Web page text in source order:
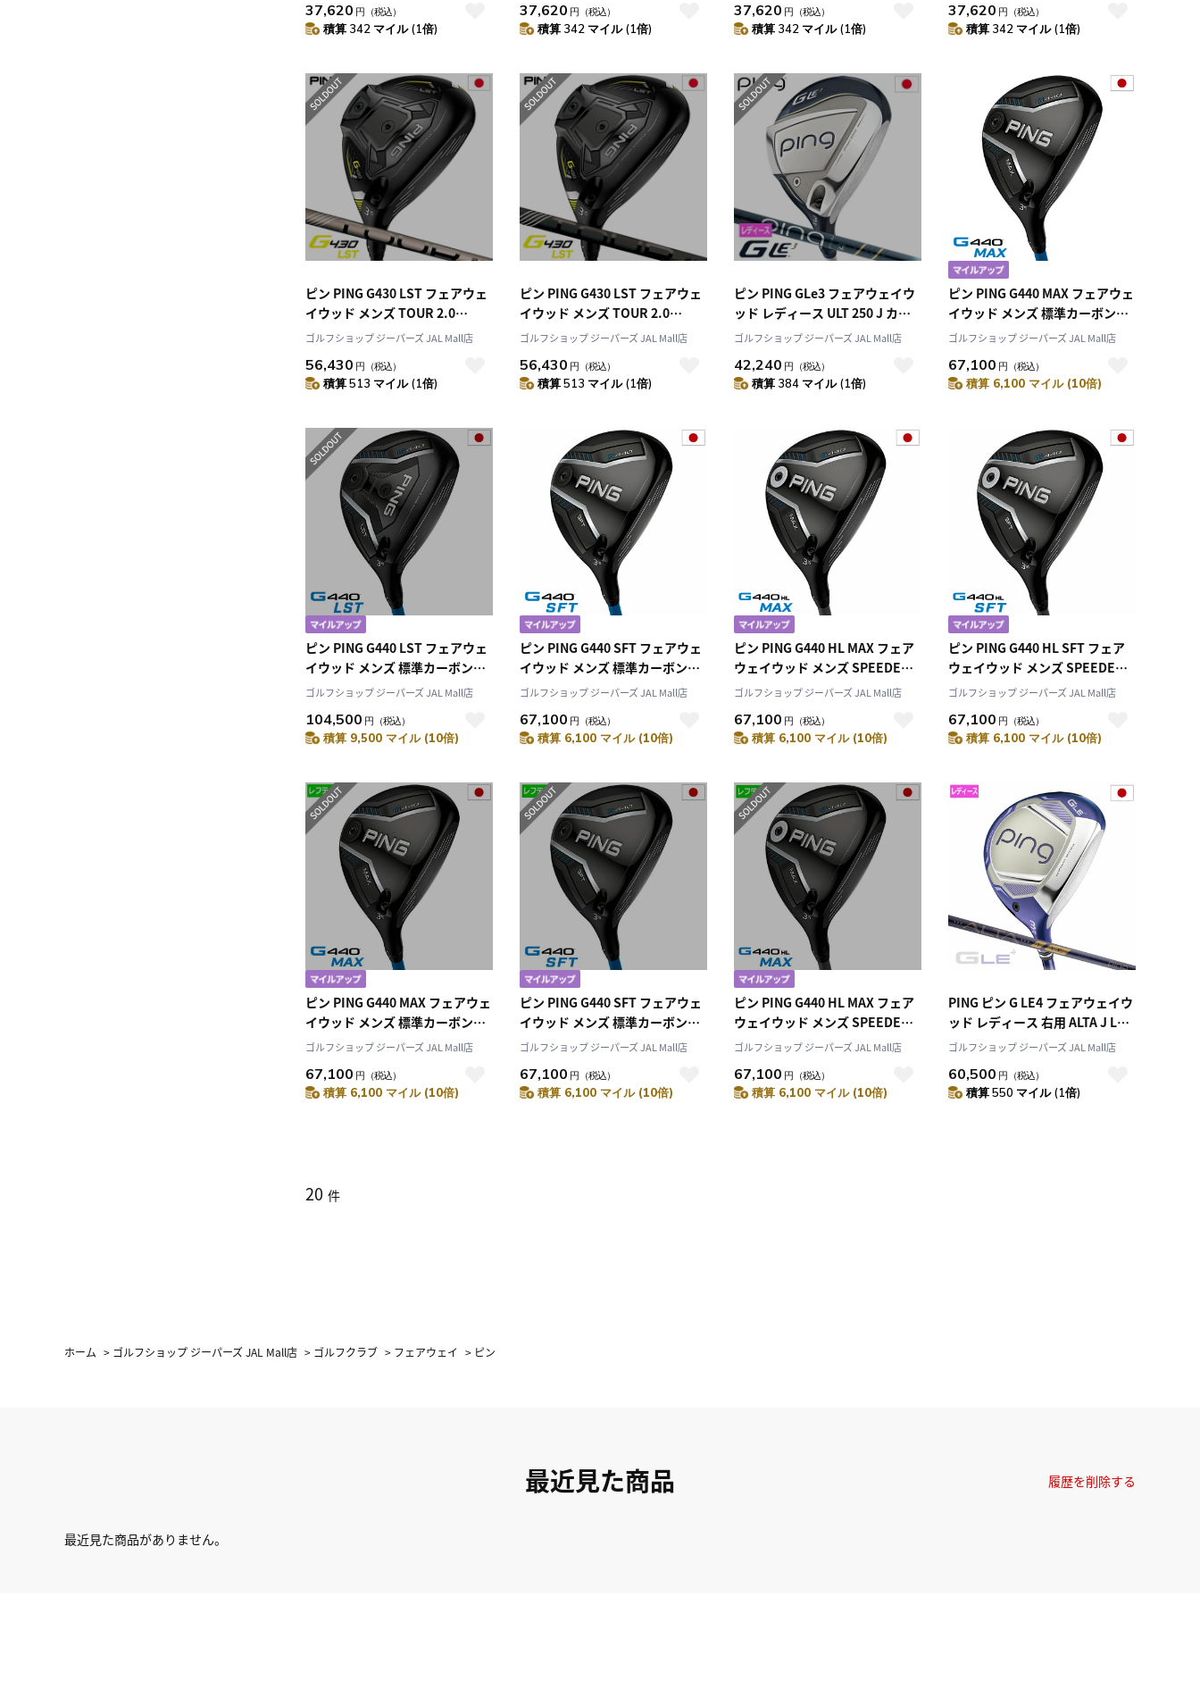
ゴルフ ゴルフクラブ 右用 右打ち
右利き ピンツアー2.0
37,620 円 （税込）
積算 342 マイル (1倍)
ルフ ゴルフクラブ 右用 右打ち 右
利き ピンツアー2.0
37,620 円 （税込）
積算 342 マイル (1倍)
37,620 円 （税込）
積算 342 マイル (1倍)
37,620 円 （税込）
積算 342 マイル (1倍)
ピン PING G430 LST フェアウェ
イウッド メンズ TOUR 2.0
CHROME メーカー保証 日本正規
2.0
ゴルフショップ ジーパーズ JAL Mall店
56,430 円 （税込）
積算 513 マイル (1倍)
ピン PING G430 LST フェアウェ
イウッド メンズ TOUR 2.0
BLACK メーカー保証 日本正規品
右用 右打ち 右利き ピンツアー
2.0
ゴルフショップ ジーパーズ JAL Mall店
56,430 円 （税込）
積算 513 マイル (1倍)
ピン PING GLe3 フェアウェイウ
ッド レディース ULT 250 J カー
ボンシャフト メーカー保証 2023
ゴルフショップ ジーパーズ JAL Mall店
42,240 円 （税込）
積算 384 マイル (1倍)
ピン PING G440 MAX フェアウェ
イウッド メンズ 標準カーボンシ
ャフト 2025年モデル 日本正規品
右用 右打ち 右利き
ゴルフショップ ジーパーズ JAL Mall店
67,100 円 （税込）
積算 6,100 マイル (10倍)
ピン PING G440 LST フェアウェ
イウッド メンズ 標準カーボンシ
ャフト 2025年モデル 日本正規品
右用 右打ち 右利き
ゴルフショップ ジーパーズ JAL Mall店
104,500 円 （税込）
積算 9,500 マイル (10倍)
ピン PING G440 SFT フェアウェ
イウッド メンズ 標準カーボンシ
ャフト 2025年モデル 日本正規品
右用 右打ち 右利き
ゴルフショップ ジーパーズ JAL Mall店
67,100 円 （税込）
積算 6,100 マイル (10倍)
ピン PING G440 HL MAX フェア
ウェイウッド メンズ SPEEDER
NX カーボン 2025年モデル 日本
クラブ 右用 右打ち 右利き
ゴルフショップ ジーパーズ JAL Mall店
67,100 円 （税込）
積算 6,100 マイル (10倍)
ピン PING G440 HL SFT フェア
ウェイウッド メンズ SPEEDER
NX カーボン 2025年モデル 日本
クラブ 右用 右打ち 右利き
ゴルフショップ ジーパーズ JAL Mall店
67,100 円 （税込）
積算 6,100 マイル (10倍)
ピン PING G440 MAX フェアウェ
イウッド メンズ 標準カーボンシ
ャフト 2025年モデル 日本正規品
左用 左打ち 左利き
ゴルフショップ ジーパーズ JAL Mall店
67,100 円 （税込）
積算 6,100 マイル (10倍)
ピン PING G440 SFT フェアウェ
イウッド メンズ 標準カーボンシ
ャフト 2025年モデル 日本正規品
左用 左打ち 左利き
ゴルフショップ ジーパーズ JAL Mall店
67,100 円 （税込）
積算 6,100 マイル (10倍)
ピン PING G440 HL MAX フェア
ウェイウッド メンズ SPEEDER
NX カーボン 2025年モデル 日本
クラブ 左用 左打ち 左利き
ゴルフショップ ジーパーズ JAL Mall店
67,100 円 （税込）
積算 6,100 マイル (10倍)
PING ピン G LE4 フェアウェイウ
ッド レディース 右用 ALTA J LE
カーボン 2026年モデル 日本正規
ゴルフショップ ジーパーズ JAL Mall店
60,500 円 （税込）
積算 550 マイル (1倍)
20 件
ホーム > ゴルフショップ ジーパーズ JAL Mall店 > ゴルフクラブ > フェアウェイ > ピン
最近見た商品
最近見た商品がありません。
履歴を削除する